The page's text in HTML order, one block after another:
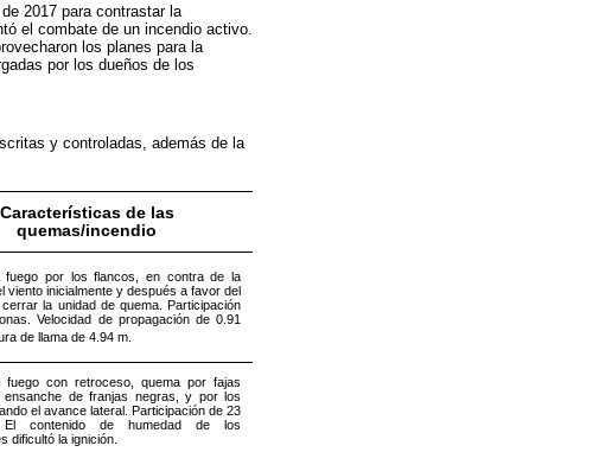
2017 para contrastar la
el combate de un incendio activo.
los planes para la
por los dueños de los
y controladas, además de la
Características de las
quemas/incendio
fuego por los flancos, en contra de la
viento inicialmente y después a favor del
la unidad de quema. Participación
Velocidad de propagación de 0.91
de llama de 4.94 m.
fuego con retroceso, quema por fajas
ensanche de franjas negras, y por los
el avance lateral. Participación de 23
El contenido de humedad de los
dificultó la ignición.